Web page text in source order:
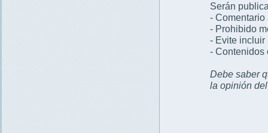
Serán
- Comentario
- Prohibido
- Evite incluir
- Contenidos
Debe saber
la opinión